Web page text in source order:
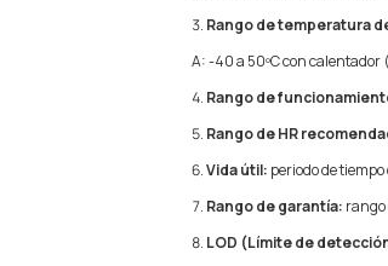
Rango de temperatura
A: -40 a 50ºC con
Rango de
Rango de HR
Vida útil: periodo de
Rango de garantía:
LOD (Límite de